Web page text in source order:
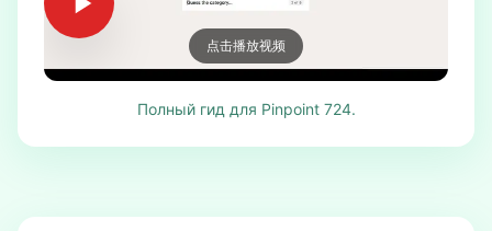
点击播放视频
Полный гид для Pinpoint 724.